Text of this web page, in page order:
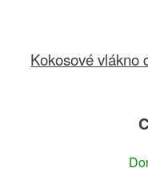
Kokosové vlákno